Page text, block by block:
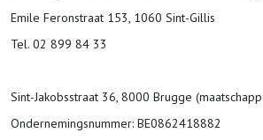
Emile Feronstraat 153, 1060 Sint-Gillis
Tel. 02 899 84 33
Sint-Jakobsstraat 36, 8000 Brugge
Ondernemingsnummer: BE0862418882